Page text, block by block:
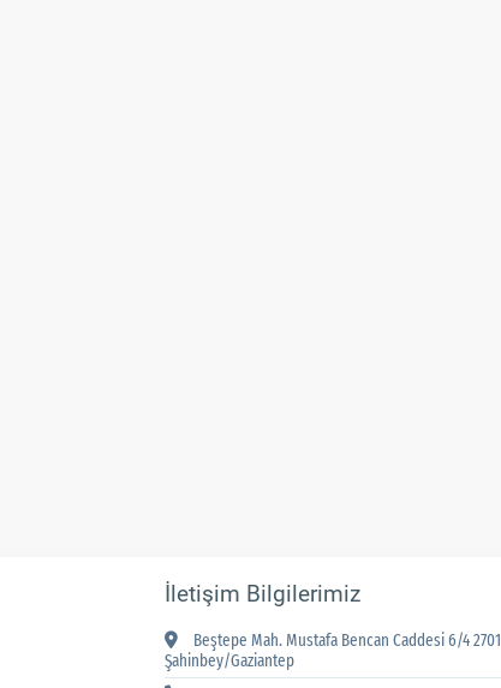
İletişim Bilgilerimiz
Beştepe Mah. Mustafa Bencan Caddesi 6/4
Şahinbey/Gaziantep